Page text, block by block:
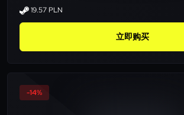
19.57 PLN
立即购买
-14%